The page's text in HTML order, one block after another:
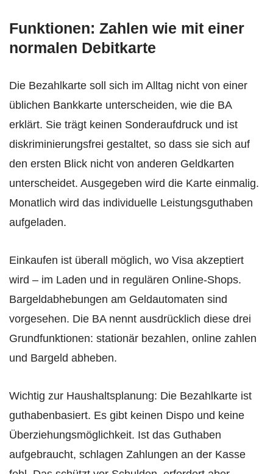
Funktionen: Zahlen wie mit einer
normalen Debitkarte
Die Bezahlkarte soll sich im Alltag nicht von einer
üblichen Bankkarte unterscheiden, wie die BA
erklärt. Sie trägt keinen Sonderaufdruck und ist
diskriminierungsfrei gestaltet, so dass sie sich auf
den ersten Blick nicht von anderen Geldkarten
unterscheidet. Ausgegeben wird die Karte einmalig.
Monatlich wird das individuelle Leistungsguthaben
aufgeladen.
Einkaufen ist überall möglich, wo Visa akzeptiert
wird – im Laden und in regulären Online-Shops.
Bargeldabhebungen am Geldautomaten sind
vorgesehen. Die BA nennt ausdrücklich diese drei
Grundfunktionen: stationär bezahlen, online zahlen
und Bargeld abheben.
Wichtig zur Haushaltsplanung: Die Bezahlkarte ist
guthabenbasiert. Es gibt keinen Dispo und keine
Überziehungsmöglichkeit. Ist das Guthaben
aufgebraucht, schlagen Zahlungen an der Kasse